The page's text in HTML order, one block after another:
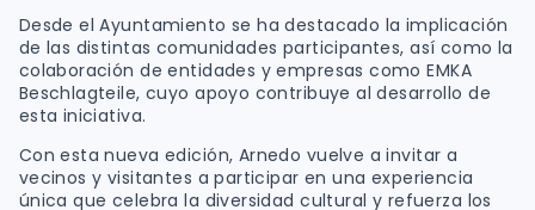
Desde el Ayuntamiento se ha destacado la implicación
de las distintas comunidades participantes, así como la
colaboración de entidades y empresas comoEMKA
Beschlagteile, cuyo apoyo contribuye al desarrollo de
esta iniciativa.
Con esta nueva edición, Arnedo vuelve a invitar a
vecinos y visitantes a participar en una experiencia
única que celebra la diversidad cultural y refuerza los